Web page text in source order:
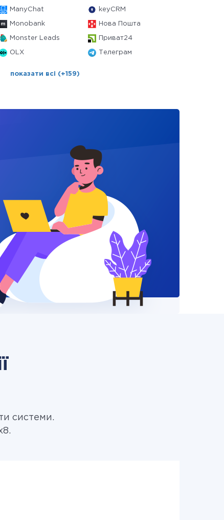
ManyChat keyCRM
Monobank Нова Пошта
Monster Leads Приват24
OLX Телеграм
показати всі (+159)
системи.